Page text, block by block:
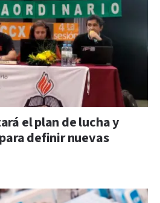
el plan de lucha y
definir nuevas